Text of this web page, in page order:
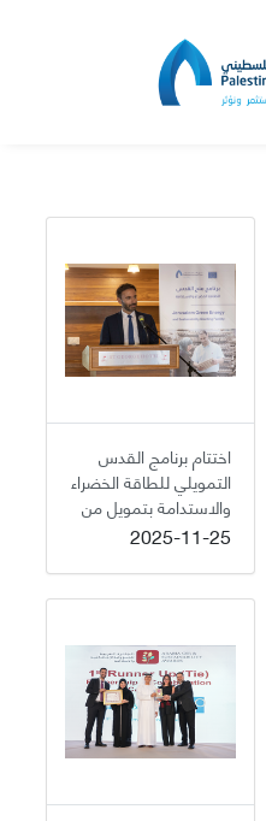
اختتام برنامج القدس
التمويلي للطاقة الخضراء
والاستدامة بتمويل من
صندوق الاستثمار
الأوروبي بحجم تجاوز 2.4
مليون يورو
2025-11-25